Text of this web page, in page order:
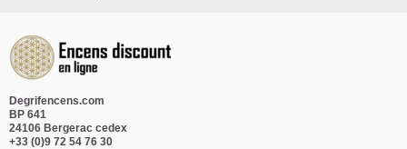
Degrifencens.com
BP 641
24106 Bergerac cedex
+33 (0)9 72 54 76 30